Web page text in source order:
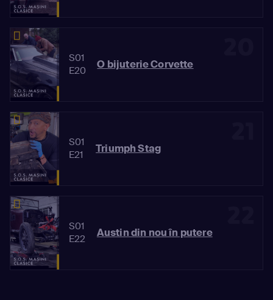
S01
E20
O bijuterie Corvette
S01
E21
Triumph Stag
S01
E22
Austin din nou în putere